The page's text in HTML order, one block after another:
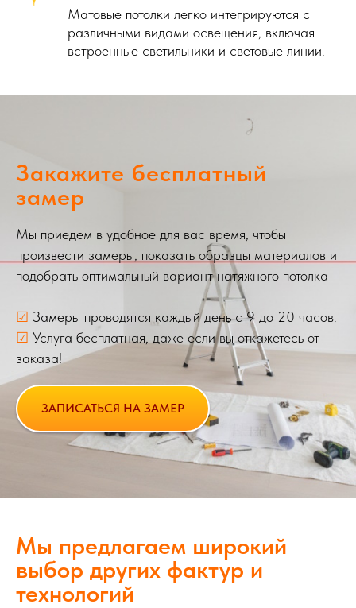
Матовые потолки легко интегрируются с
различными видами освещения, включая
встроенные светильники и световые линии.
Закажите бесплатный
замер
Мы приедем в удобное для вас время, чтобы
произвести замеры, показать образцы материалов и
подобрать оптимальный вариант натяжного потолка
☑ Замеры проводятся каждый день с 9 до 20 часов.
☑ Услуга бесплатная, даже если вы откажетесь от
заказа!
ЗАПИСАТЬСЯ НА ЗАМЕР
Мы предлагаем широкий
выбор других фактур и
технологий